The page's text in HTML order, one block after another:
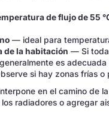
de flujo de 55
— ideal para
de la habitación — Si
es
si hay zonas frías o
en el camino de
radiadores o agregar